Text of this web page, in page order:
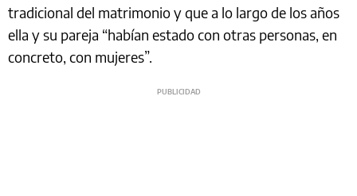
tradicional del matrimonio y que a lo largo de los años
ella y su pareja “habían estado con otras personas, en
concreto, con mujeres”.